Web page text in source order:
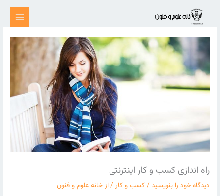
راه اندازی کسب و کار اینترنتی
دیدگاه‌ خود را بنویسید /کسب و کار / از خانه علوم و فنون